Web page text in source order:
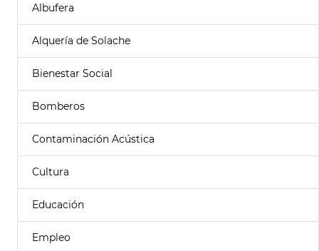
Albufera
Alquería de Solache
Bienestar Social
Bomberos
Contaminación Acústica
Cultura
Educación
Empleo